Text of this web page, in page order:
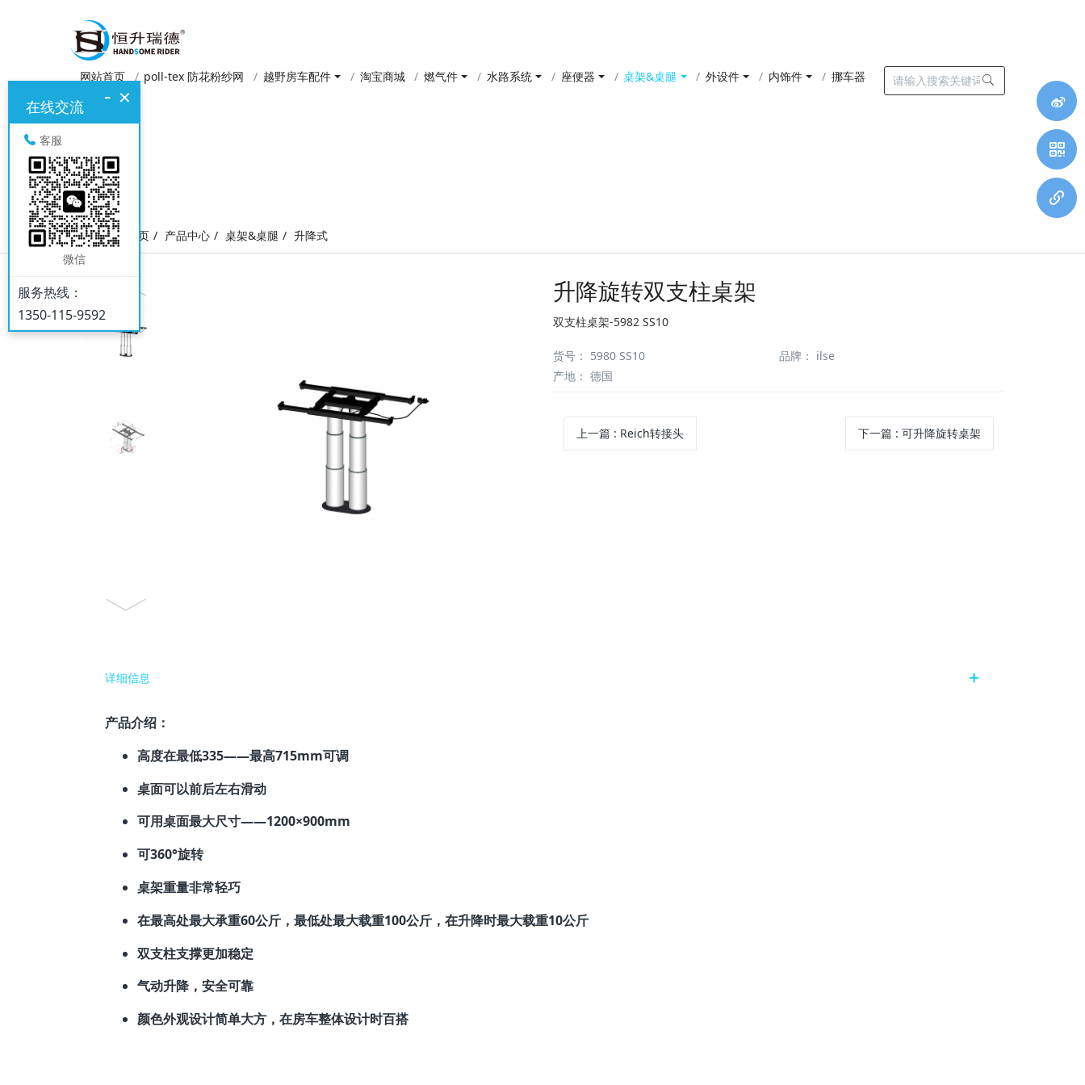
网站首页 poll-tex 防花粉纱网 越野房车配件 淘宝商城 燃气件 水路系统 座便器 桌架&桌腿 外设件 内饰件 挪车器
网站首页 产品中心 桌架&桌腿 升降式
升降旋转双支柱桌架
双支柱桌架-5982 SS10
货号： 5980 SS10 品牌： ilse
产地： 德国
上一篇 : Reich转接头 下一篇: 可升降旋转桌架
详细信息
产品介绍：
高度在最低335——最高715mm可调
桌面可以前后左右滑动
可用桌面最大尺寸——1200×900mm
可360°旋转
桌架重量非常轻巧
在最高处最大承重60公斤，最低处最大载重100公斤，在升降时最大载重10公斤
双支柱支撑更加稳定
气动升降，安全可靠
颜色外观设计简单大方，在房车整体设计时百搭
×
-
在线交流
客服
微信
服务热线：
1350-115-9592